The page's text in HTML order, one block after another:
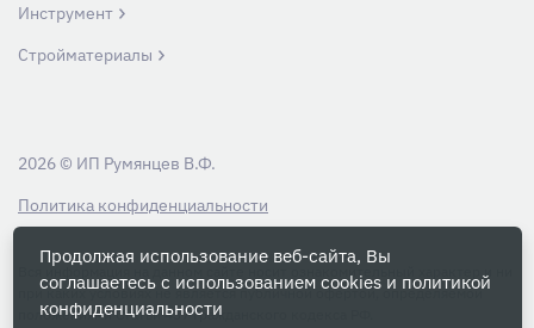
Инструмент
Стройматериалы
Вся информация на данном сайте носит ознакомительный характер и ни
при каких условиях не является публичной офертой, определяемой
положениями Статьи 437 Гражданского кодекса РФ.
Политика конфиденциальности
2026 © ИП Румянцев В.Ф.
Продолжая использование веб-сайта, Вы
соглашаетесь с использованием cookies и политикой
конфиденциальности